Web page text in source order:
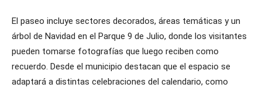
El paseo incluye sectores decorados, áreas temáticas y un
árbol de Navidad en el Parque 9 de Julio, donde los visitantes
pueden tomarse fotografías que luego reciben como
recuerdo. Desde el municipio destacan que el espacio se
adaptará a distintas celebraciones del calendario, como